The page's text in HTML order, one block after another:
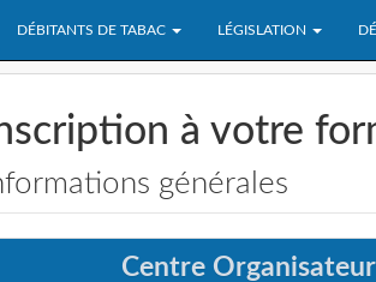
DÉBITANTS DE TABAC LÉGISLATION
à votre
générales
Centre